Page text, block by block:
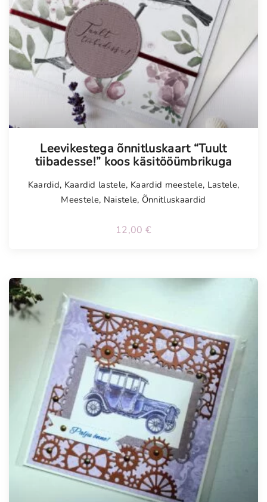
Leevikestega õnnitluskaart “Tuult
tiibadesse!” koos käsitööümbrikuga
Kaardid, Kaardid lastele, Kaardid meestele, Lastele,
Meestele, Naistele, Õnnitluskaardid
12,00 €